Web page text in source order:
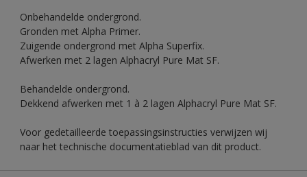
Onbehandelde ondergrond.
Gronden met Alpha Primer.
Zuigende ondergrond met Alpha Superfix.
Afwerken met 2 lagen Alphacryl Pure Mat SF.
Behandelde ondergrond.
Dekkend afwerken met 1 à 2 lagen Alphacryl Pure Mat SF.
Voor gedetailleerde toepassingsinstructies verwijzen wij
naar het technische documentatieblad van dit product.